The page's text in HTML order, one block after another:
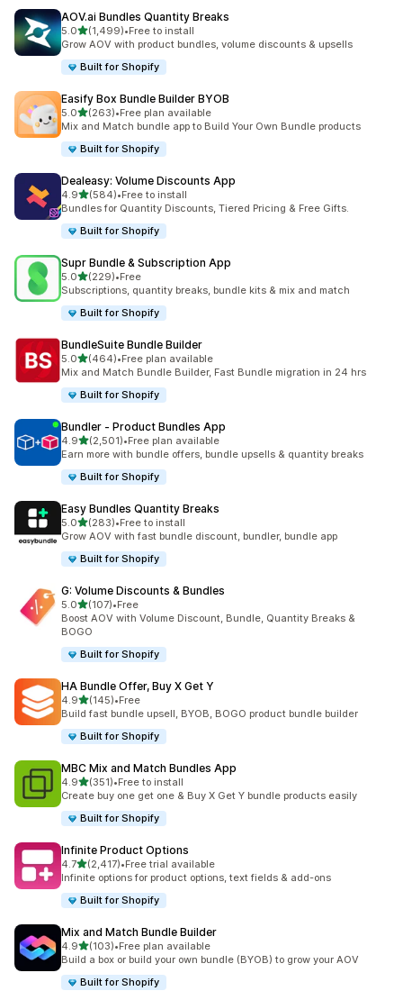
AOV.ai Bundles Quantity Breaks
5.0별 5개 중
(1,499)
총 리뷰 1499개
•Free to install
Grow AOV with product bundles, volume discounts & upsells
Built for Shopify
Easify Box Bundle Builder BYOB
5.0별 5개 중
(263)
총 리뷰 263개
•Free plan available
Mix and Match bundle app to Build Your Own Bundle products
Built for Shopify
Dealeasy: Volume Discounts App
4.9별 5개 중
(584)
총 리뷰 584개
•Free to install
Bundles for Quantity Discounts, Tiered Pricing & Free Gifts.
Built for Shopify
Supr Bundle & Subscription App
5.0별 5개 중
(229)
총 리뷰 229개
•Free
Subscriptions, quantity breaks, bundle kits & mix and match
Built for Shopify
BundleSuite Bundle Builder
5.0별 5개 중
(464)
총 리뷰 464개
•Free plan available
Mix and Match Bundle Builder, Fast Bundle migration in 24 hrs
Built for Shopify
Bundler ‑ Product Bundles App
4.9별 5개 중
(2,501)
총 리뷰 2501개
•Free plan available
Earn more with bundle offers, bundle upsells & quantity breaks
Built for Shopify
Easy Bundles Quantity Breaks
5.0별 5개 중
(283)
총 리뷰 283개
•Free to install
Grow AOV with fast bundle discount, bundler, bundle app
Built for Shopify
G: Volume Discounts & Bundles
5.0별 5개 중
(107)
총 리뷰 107개
•Free
Boost AOV with Volume Discount, Bundle, Quantity Breaks &
BOGO
Built for Shopify
HA Bundle Offer, Buy X Get Y
4.9별 5개 중
(145)
총 리뷰 145개
•Free
Build fast bundle upsell, BYOB, BOGO product bundle builder
Built for Shopify
MBC Mix and Match Bundles App
4.9별 5개 중
(351)
총 리뷰 351개
•Free to install
Create buy one get one & Buy X Get Y bundle products easily
Built for Shopify
Infinite Product Options
4.7별 5개 중
(2,417)
총 리뷰 2417개
•Free trial available
Infinite options for product options, text fields & add-ons
Built for Shopify
Mix and Match Bundle Builder
4.9별 5개 중
(103)
총 리뷰 103개
•Free plan available
Build a box or build your own bundle (BYOB) to grow your AOV
Built for Shopify